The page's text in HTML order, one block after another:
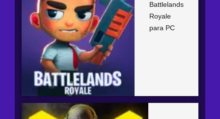
Battlelands
Royale
para PC